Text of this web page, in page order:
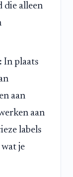
die alleen
In plaats
aan
aan
labels
je